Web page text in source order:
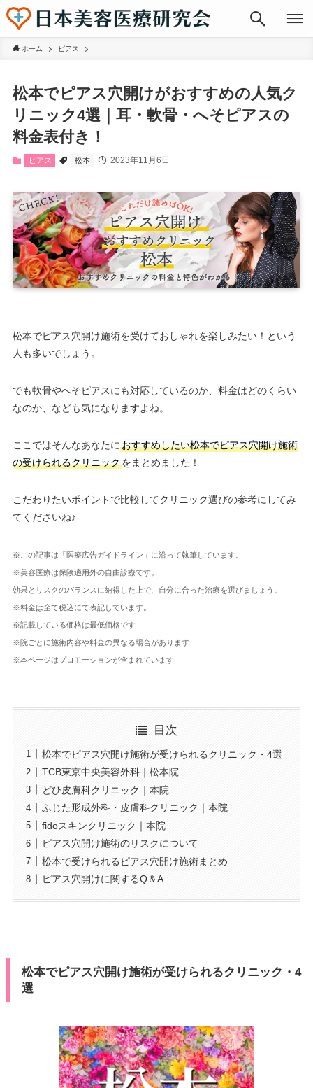
ホーム ピアス
松本でピアス穴開けがおすすめの人気ク
リニック4選｜耳・軟骨・へそピアスの
料金表付き！
ピアス 松本 2023年11月6日
松本でピアス穴開け施術を受けておしゃれを楽しみたい！という
人も多いでしょう。
でも軟骨やへそピアスにも対応しているのか、料金はどのくらい
なのか、なども気になりますよね。
ここではそんなあなたに おすすめしたい松本でピアス穴開け施術
の受けられるクリニックをまとめました！
こだわりたいポイントで比較してクリニック選びの参考にしてみ
てくださいね♪
※この記事は「医療広告ガイドライン」に沿って執筆しています。
※美容医療は保険適用外の自由診療です。
効果とリスクのバランスに納得した上で、自分に合った治療を選びましょう。
※料金は全て税込にて表記しています。
※記載している価格は最低価格です
※院ごとに施術内容や料金の異なる場合があります
※本ページはプロモーションが含まれています
目次
松本でピアス穴開け施術が受けられるクリニック・4選
TCB東京中央美容外科｜松本院
どひ皮膚科クリニック｜本院
ふじた形成外科・皮膚科クリニック｜本院
fidoスキンクリニック｜本院
ピアス穴開け施術のリスクについて
松本で受けられるピアス穴開け施術まとめ
ピアス穴開けに関するQ＆A
松本でピアス穴開け施術が受けられるクリニック・4
選